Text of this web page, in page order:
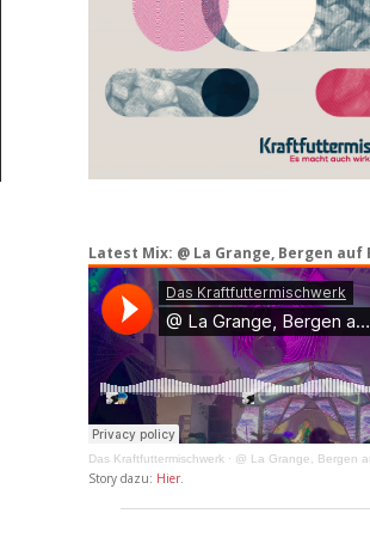
Latest Mix: @ La Grange, Bergen auf
Das Kraftfuttermischwerk · @ La Grange, Bergen
Story dazu: Hier.